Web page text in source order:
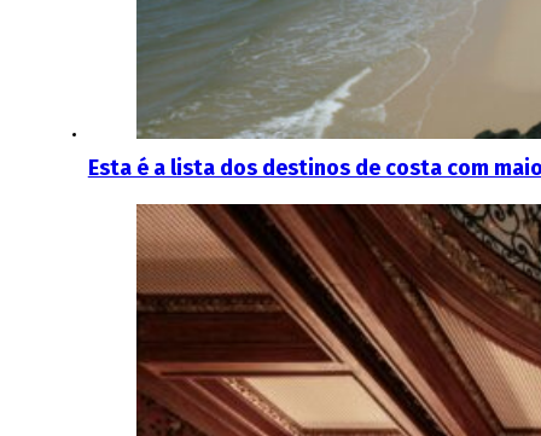
Esta é a lista dos destinos de costa com